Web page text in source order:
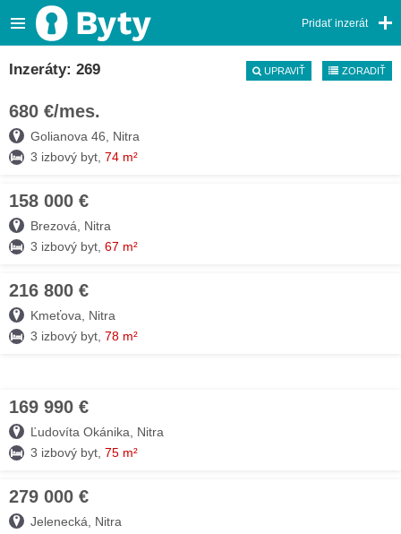
Pridať inzerát
Inzeráty: 269 UPRAVIŤ ZORADIŤ
680 €/mes.
Golianova 46, Nitra
3 izbový byt, 74 m²
158 000 €
Brezová, Nitra
3 izbový byt, 67 m²
216 800 €
Kmeťova, Nitra
3 izbový byt, 78 m²
169 990 €
Ľudovíta Okánika, Nitra
3 izbový byt, 75 m²
279 000 €
Jelenecká, Nitra